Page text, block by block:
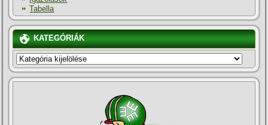
Tabella
KATEGÓRIÁK
KATEGÓRIÁK